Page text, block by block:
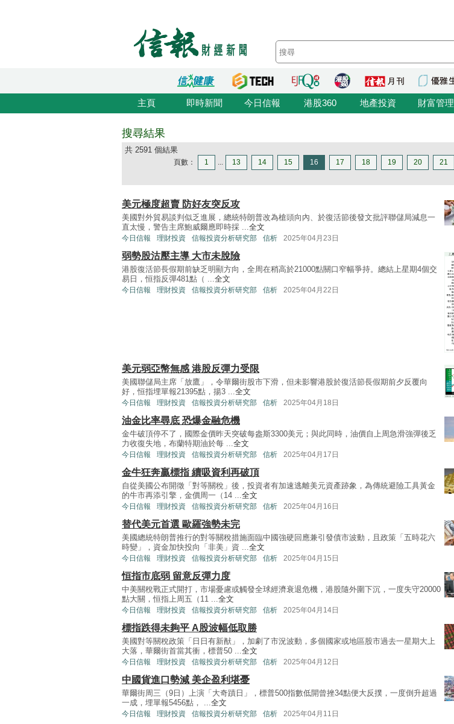
主頁 即時新聞 今日信報 港股360 地產投資 財富管理
搜尋結果
共 2591 個結果
頁數： 1 ... 13 14 15 16 17 18 19 20 21
美元極度超賣 防好友突反攻
美國對外貿易談判似乏進展，總統特朗普改為槍頭向內、於復活節後發文批評聯儲局減息一
直太慢，警告主席鮑威爾應即時採 ...全文
今日信報 理財投資 信報投資分析研究部 信析 2025年04月23日
弱勢股沽壓主導 大市未脫險
港股復活節長假期前缺乏明顯方向，全周在稍高於21000點關口窄幅爭持。總結上星期4個交
易日，恒指反彈481點（ ...全文
今日信報 理財投資 信報投資分析研究部 信析 2025年04月22日
美元弱亞幣無感 港股反彈力受限
美國聯儲局主席「放鷹」，令華爾街股市下滑，但未影響港股於復活節長假期前夕反覆向
好，恒指埋單報21395點，揚3 ...全文
今日信報 理財投資 信報投資分析研究部 信析 2025年04月18日
油金比率尋底 恐爆金融危機
金牛破頂停不了，國際金價昨天突破每盎斯3300美元；與此同時，油價自上周急滑強彈後乏
力收復失地，布蘭特期油於每 ...全文
今日信報 理財投資 信報投資分析研究部 信析 2025年04月17日
金牛狂奔贏標指 續吸資利再破頂
自從美國公布開徵「對等關稅」後，投資者有加速逃離美元資產跡象，為傳統避險工具黃金
的牛市再添引擎，金價周一（14 ...全文
今日信報 理財投資 信報投資分析研究部 信析 2025年04月16日
替代美元首選 歐羅強勢未完
美國總統特朗普推行的對等關稅措施面臨中國強硬回應兼引發債市波動，且政策「五時花六
時變」，資金加快投向「非美」資 ...全文
今日信報 理財投資 信報投資分析研究部 信析 2025年04月15日
恒指市底弱 留意反彈力度
中美關稅戰正式開打，市場憂慮或觸發全球經濟衰退危機，港股隨外圍下沉，一度失守20000
點大關，恒指上周五（11 ...全文
今日信報 理財投資 信報投資分析研究部 信析 2025年04月14日
標指跌得未夠平 A股波幅低取勝
美國對等關稅政策「日日有新猷」，加劇了市況波動，多個國家或地區股市過去一星期大上
大落，華爾街首當其衝，標普50 ...全文
今日信報 理財投資 信報投資分析研究部 信析 2025年04月12日
中國貨進口勢減 美企盈利堪憂
華爾街周三（9日）上演「大奇蹟日」，標普500指數低開曾挫34點便大反撲，一度倒升超過
一成，埋單報5456點， ...全文
今日信報 理財投資 信報投資分析研究部 信析 2025年04月11日